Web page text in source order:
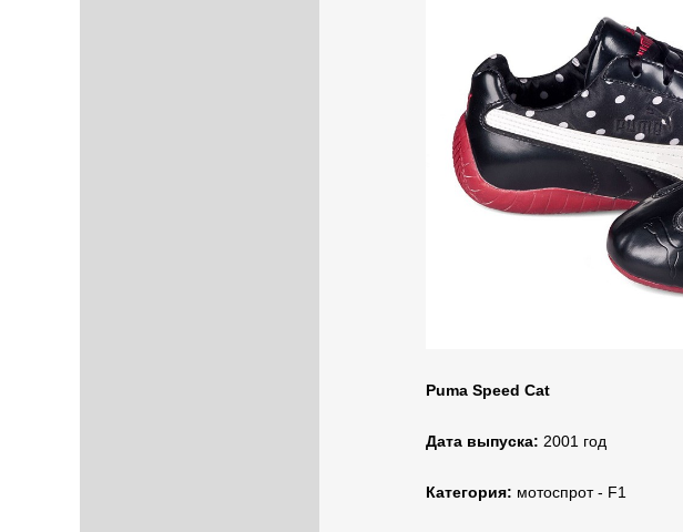
Puma Speed Cat
Дата выпуска: 2001 год
Категория: мотоспрот - F1